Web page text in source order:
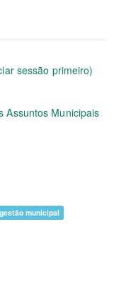
sessão primeiro)
Assuntos Municipais
municipal